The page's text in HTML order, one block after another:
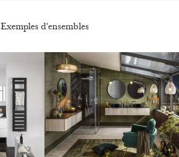
Exemples d'ensembles